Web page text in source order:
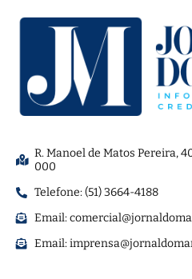
R. Manoel de Matos Pereira,
000
Telefone: (51) 3664-4188
Email:
Email: